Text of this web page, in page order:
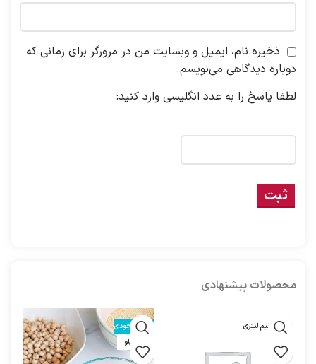
ذخیره نام، ایمیل و وبسایت من در مرورگر برای زمانی که
دوباره دیدگاهی می‌نویسم.
لطفا پاسخ را به عدد انگلیسی وارد کنید:
محصولات پیشنهادی
یک و نیم لیتری
اتمام موجودی
نیم کیلو